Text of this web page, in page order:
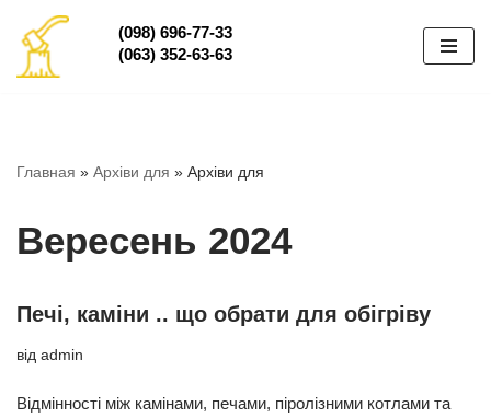
Перейти
(098) 696-77-33
(063) 352-63-63
Главная » Архіви для » Архіви для
Вересень 2024
Печі, каміни .. що обрати для обігріву
від admin
Відмінності між камінами, печами, піролізними котлами та